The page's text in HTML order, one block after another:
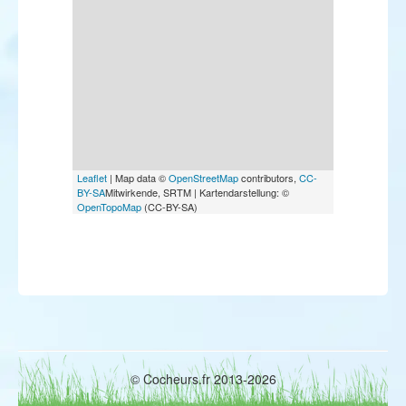
Leaflet | Map data ©OpenStreetMapcontributors, CC-
BY-SAMitwirkende, SRTM | Kartendarstellung: ©
OpenTopoMap (CC-BY-SA)
© Cocheurs.fr 2013-2026